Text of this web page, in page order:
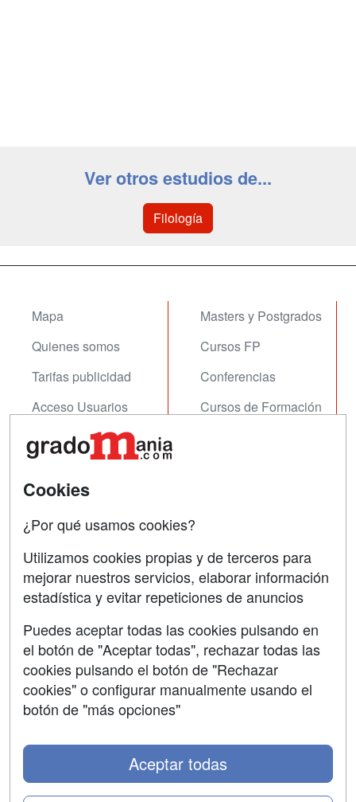
Ver otros estudios de...
Filología
Mapa
Quienes somos
Tarifas publicidad
Acceso Usuarios
Acceso Centros
Masters y Postgrados
Cursos FP
Conferencias
Cursos de Formación
Contactar
Copyleft
Grupo formazion:
Cookies
¿Por qué usamos cookies?
Utilizamos cookies propias y de terceros para
mejorar nuestros servicios, elaborar información
estadística y evitar repeticiones de anuncios
Puedes aceptar todas las cookies pulsando en
el botón de "Aceptar todas", rechazar todas las
cookies pulsando el botón de "Rechazar
cookies" o configurar manualmente usando el
botón de "más opciones"
Aceptar todas